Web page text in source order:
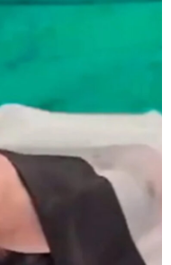
24 Eylül 2025